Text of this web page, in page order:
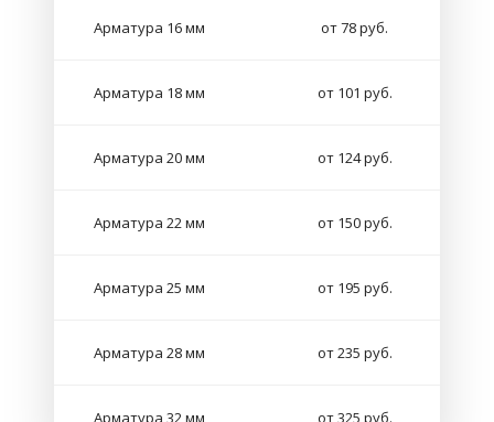
Арматура 16 мм от 78 руб.
Арматура 18 мм от 101 руб.
Арматура 20 мм от 124 руб.
Арматура 22 мм от 150 руб.
Арматура 25 мм от 195 руб.
Арматура 28 мм от 235 руб.
Арматура 32 мм от 325 руб.